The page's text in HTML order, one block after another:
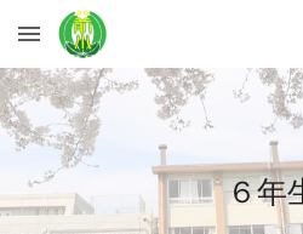
Skip to main content
６年